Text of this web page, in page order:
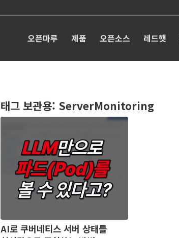
오픈마루 제품 오픈소스 레드햇
태그 보관용: ServerMonitoring
AI로 쿠버네티스 서버 상태를